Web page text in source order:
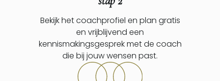
Bekijk het coachprofiel en plan gratis
en vrijblijvend een
kennismakingsgesprek met de coach
die bij jouw wensen past.